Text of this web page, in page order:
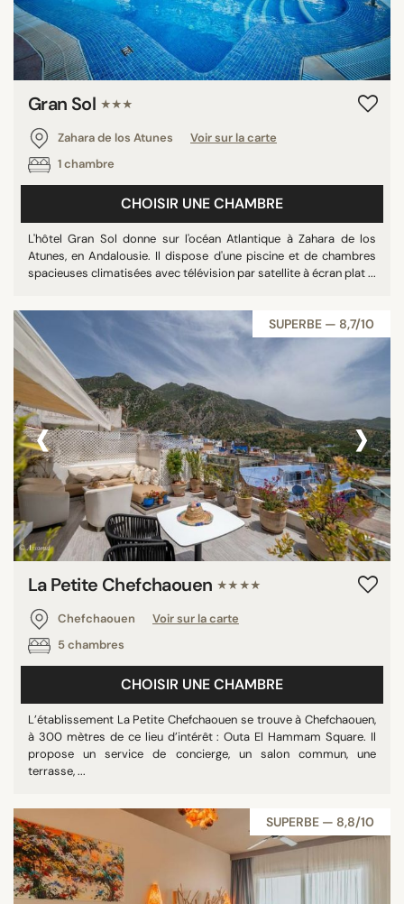
Gran Sol ★★★
Zahara de los Atunes
Voir sur la carte
1 chambre
CHOISIR UNE CHAMBRE
L'hôtel Gran Sol donne sur l'océan Atlantique à Zahara de los
Atunes, en Andalousie. Il dispose d'une piscine et de chambres
spacieuses climatisées avec télévision par satellite à écran plat ...
SUPERBE — 8,7/10
‹ ›
La Petite Chefchaouen ★★★★
Chefchaouen
Voir sur la carte
5 chambres
CHOISIR UNE CHAMBRE
L’établissement La Petite Chefchaouen se trouve à Chefchaouen,
à 300 mètres de ce lieu d’intérêt : Outa El Hammam Square. Il
propose un service de concierge, un salon commun, une
terrasse, ...
SUPERBE — 8,8/10